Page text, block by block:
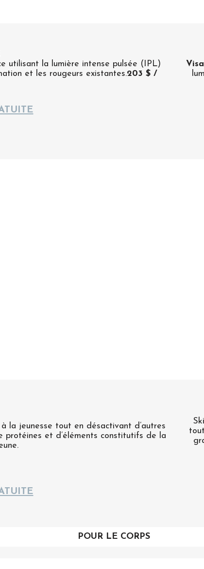
utilisant la lumière intense pulsée (IPL)
et les rougeurs existantes.203 $ /
la jeunesse tout en désactivant d’autres
protéines et d’éléments constitutifs de la
POUR LE CORPS